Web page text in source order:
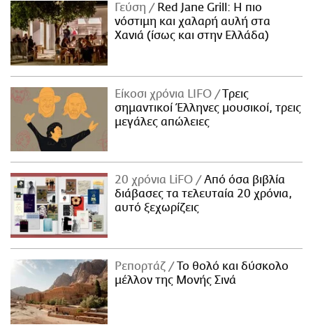
Γεύση
Red Jane Grill: Η πιο
νόστιμη και χαλαρή αυλή στα
Χανιά (ίσως και στην Ελλάδα)
Είκοσι χρόνια LIFO
Tρεις
σημαντικοί Έλληνες μουσικοί, τρεις
μεγάλες απώλειες
20 χρόνια LiFO
Από όσα βιβλία
διάβασες τα τελευταία 20 χρόνια,
αυτό ξεχωρίζεις
Ρεπορτάζ
Το θολό και δύσκολο
μέλλον της Μονής Σινά